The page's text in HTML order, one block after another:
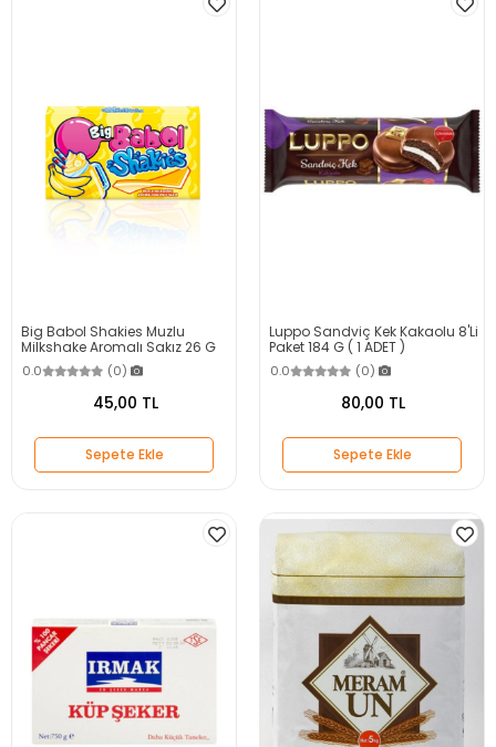
Big Babol Shakies Muzlu
Milkshake Aromalı Sakız 26 G
0.0 (0)
45,00 TL
Sepete Ekle
Luppo Sandviç Kek Kakaolu 8'Li
Paket 184 G ( 1 ADET )
0.0 (0)
80,00 TL
Sepete Ekle